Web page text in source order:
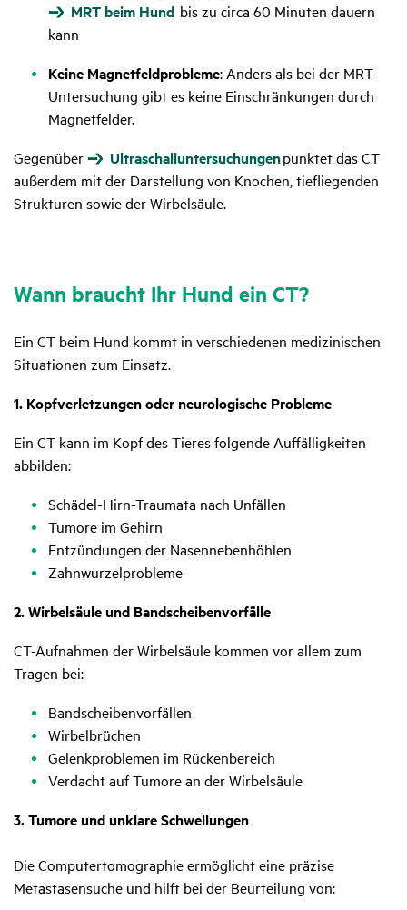
MRT beim Hund bis zu circa 60 Minuten dauern
kann
Keine Magnetfeldprobleme: Anders als bei der MRT-
Untersuchung gibt es keine Einschränkungen durch
Magnetfelder.
Gegenüber
Ultraschalluntersuchungenpunktet das CT
außerdem mit der Darstellung von Knochen, tiefliegenden
Strukturen sowie der Wirbelsäule.
Wann braucht Ihr Hund ein CT?
Ein CT beim Hund kommt in verschiedenen medizinischen
Situationen zum Einsatz.
1. Kopfverletzungen oder neurologische Probleme
Ein CT kann im Kopf des Tieres folgende Auffälligkeiten
abbilden:
Schädel-Hirn-Traumata nach Unfällen
Tumore im Gehirn
Entzündungen der Nasennebenhöhlen
Zahnwurzelprobleme
2. Wirbelsäule und Bandscheibenvorfälle
CT-Aufnahmen der Wirbelsäule kommen vor allem zum
Tragen bei:
Bandscheibenvorfällen
Wirbelbrüchen
Gelenkproblemen im Rückenbereich
Verdacht auf Tumore an der Wirbelsäule
3. Tumore und unklare Schwellungen
Die Computertomographie ermöglicht eine präzise
Metastasensuche und hilft bei der Beurteilung von: